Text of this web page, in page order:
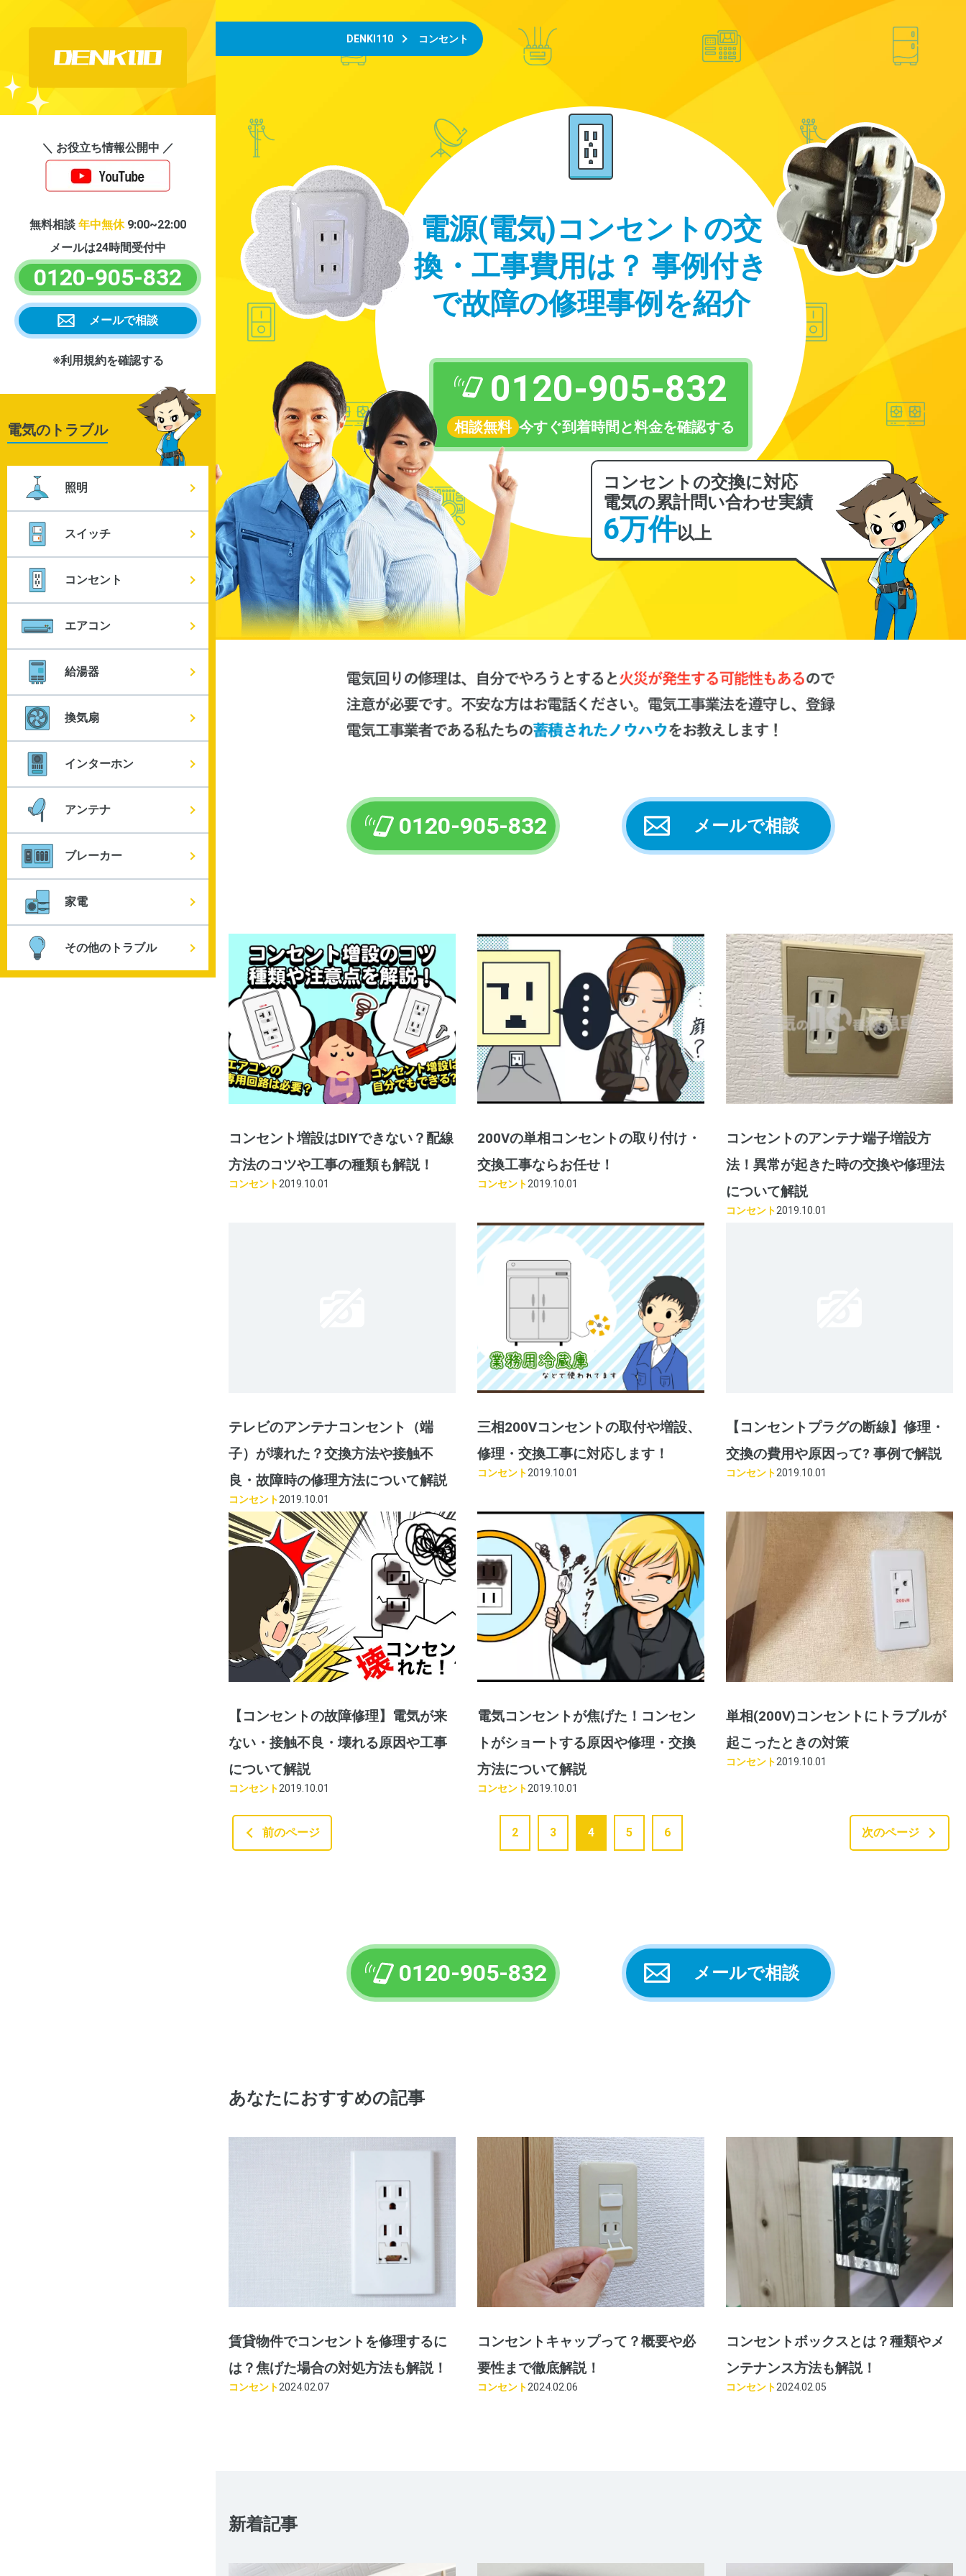
＼ お役立ち情報公開中 ／
無料相談 年中無休9:00~22:00
メールは24時間受付中
0120-905-832
メールで相談
※利用規約を確認する
電気のトラブル
照明
スイッチ
コンセント
エアコン
給湯器
換気扇
インターホン
アンテナ
ブレーカー
家電
その他のトラブル
DENKI110 コンセント
電源(電気)コンセントの交
換・工事費用は？ 事例付き
で故障の修理事例を紹介
0120-905-832
相談無料 今すぐ到着時間と料金を確認する
コンセントの交換に対応
電気の累計問い合わせ実績
6万件以上
0120-905-832 メールで相談
コンセント増設はDIYできない？配線
方法のコツや工事の種類も解説！
コンセント2019.10.01
200Vの単相コンセントの取り付け・
交換工事ならお任せ！
コンセント2019.10.01
コンセントのアンテナ端子増設方
法！異常が起きた時の交換や修理法
について解説
コンセント2019.10.01
テレビのアンテナコンセント（端
子）が壊れた？交換方法や接触不
良・故障時の修理方法について解説
コンセント2019.10.01
三相200Vコンセントの取付や増設、
修理・交換工事に対応します！
コンセント2019.10.01
【コンセントプラグの断線】修理・
交換の費用や原因って? 事例で解説
コンセント2019.10.01
【コンセントの故障修理】電気が来
ない・接触不良・壊れる原因や工事
について解説
コンセント2019.10.01
電気コンセントが焦げた！コンセン
トがショートする原因や修理・交換
方法について解説
コンセント2019.10.01
単相(200V)コンセントにトラブルが
起こったときの対策
コンセント2019.10.01
前のページ 2 3 4 5 6 次のページ
0120-905-832 メールで相談
あなたにおすすめの記事
賃貸物件でコンセントを修理するに
は？焦げた場合の対処方法も解説！
コンセント2024.02.07
コンセントキャップって？概要や必
要性まで徹底解説！
コンセント2024.02.06
コンセントボックスとは？種類やメ
ンテナンス方法も解説！
コンセント2024.02.05
新着記事